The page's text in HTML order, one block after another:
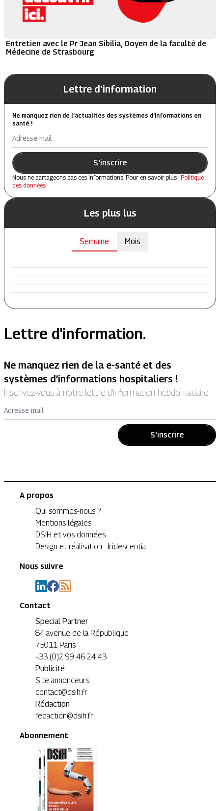
Entretien avec le Pr Jean Sibilia, Doyen de la faculté de
Médecine de Strasbourg
Lettre d'information
Ne manquez rien de l’actualités des systèmes d’informations en
santé !
Adresse mail
S'inscrire
Nous ne partageons pas ces informations. Pour en savoir plus : Politique
des données
Les plus lus
Semaine Mois
Lettre d'information.
Ne manquez rien de la e-santé et des
systèmes d’informations hospitaliers !
Inscrivez-vous à notre lettre d’information hebdomadaire.
Adresse mail
S'inscrire
A propos
Qui sommes-nous ?
Mentions légales
DSIH et vos données
Design et réalisation : Iridescentia
Nous suivre
Contact
Special Partner
84 avenue de la République
75011 Paris
+33 (0)2 99 46 24 43
Publicité
Site annonceurs
contact@dsih.fr
Rédaction
redaction@dsih.fr
Abonnement